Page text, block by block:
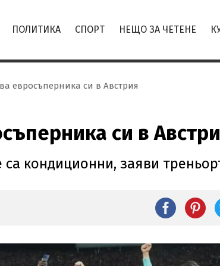
ПОЛИТИКА СПОРТ НЕЩО ЗА ЧЕТЕНЕ
евросъперника си в Австрия
си в
кондиционни, заяви